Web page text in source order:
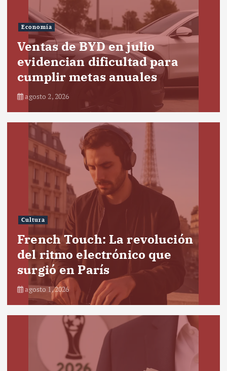
Economía
Ventas de BYD en julio
evidencian dificultad para
cumplir metas anuales
agosto 2, 2026
Cultura
French Touch: La revolución
del ritmo electrónico que
surgió en París
agosto 1, 2026